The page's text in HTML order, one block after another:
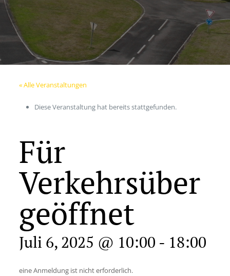
« Alle Veranstaltungen
Diese Veranstaltung hat bereits stattgefunden.
Für
Verkehrsüber
geöffnet
Juli 6, 2025 @ 10:00 - 18:00
eine Anmeldung ist nicht erforderlich.